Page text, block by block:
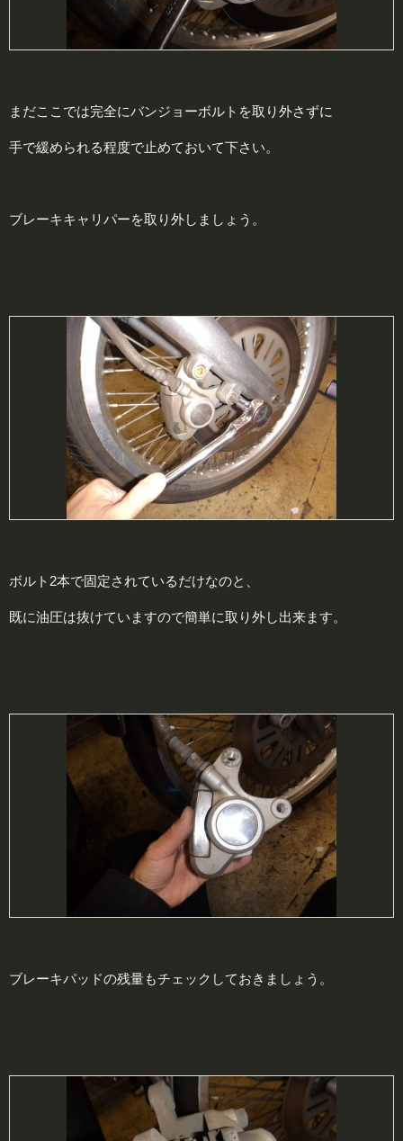
まだここでは完全にバンジョーボルトを取り外さずに
手で緩められる程度で止めておいて下さい。
ブレーキキャリパーを取り外しましょう。
ボルト2本で固定されているだけなのと、
既に油圧は抜けていますので簡単に取り外し出来ます。
ブレーキパッドの残量もチェックしておきましょう。